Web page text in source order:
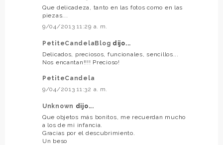
Que delicadeza, tanto en las fotos como en las
piezas...
9/04/2013 11:29 a. m.
PetiteCandelaBlog dijo...
Delicados, preciosos, funcionales, sencillos...
Nos encantan!!!! Precioso!
PetiteCandela
9/04/2013 11:32 a. m.
Unknown dijo...
Que objetos más bonitos, me recuerdan mucho
a los de mi infancia.
Gracias por el descubrimiento.
Un beso